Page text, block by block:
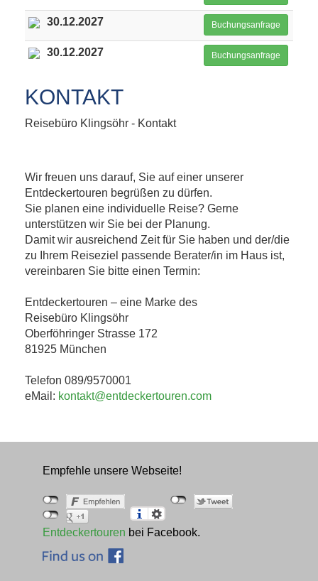
30.12.2027 Buchungsanfrage
30.12.2027 Buchungsanfrage
KONTAKT
Reisebüro Klingsöhr - Kontakt
Wir freuen uns darauf, Sie auf einer unserer
Entdeckertouren begrüßen zu dürfen.
Sie planen eine individuelle Reise? Gerne
unterstützen wir Sie bei der Planung.
Damit wir ausreichend Zeit für Sie haben und der/die
zu Ihrem Reiseziel passende Berater/in im Haus ist,
vereinbaren Sie bitte einen Termin:
Entdeckertouren – eine Marke des
Reisebüro Klingsöhr
Oberföhringer Strasse 172
81925 München
Telefon 089/9570001
eMail: kontakt@entdeckertouren.com
Empfehle unsere Webseite!
Entdeckertouren bei Facebook.